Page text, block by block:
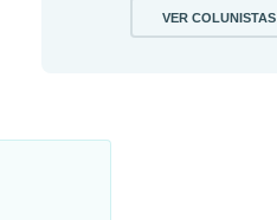
VER COLUNISTAS